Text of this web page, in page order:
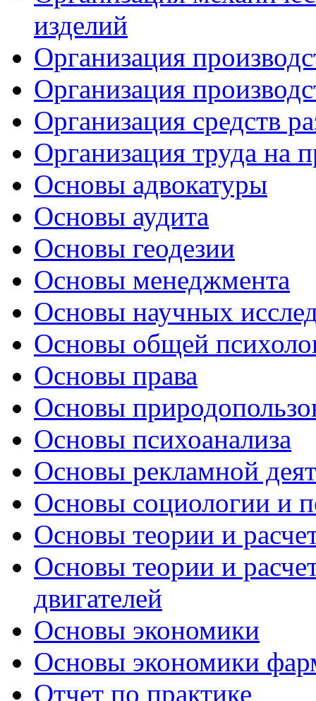
изделий
Организация
Организация
Организация средств
Организация труда на
Основы адвокатуры
Основы аудита
Основы геодезии
Основы менеджмента
Основы научных
Основы общей
Основы права
Основы
Основы психоанализа
Основы рекламной
Основы социологии и
Основы теории и
Основы теории и
двигателей
Основы экономики
Основы экономики
Отчет по практике